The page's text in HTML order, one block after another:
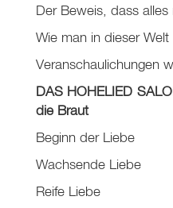
Der Beweis, dass alles
Wie man in dieser Welt
Veranschaulichungen
DAS HOHELIED
die Braut
Beginn der Liebe
Wachsende Liebe
Reife Liebe